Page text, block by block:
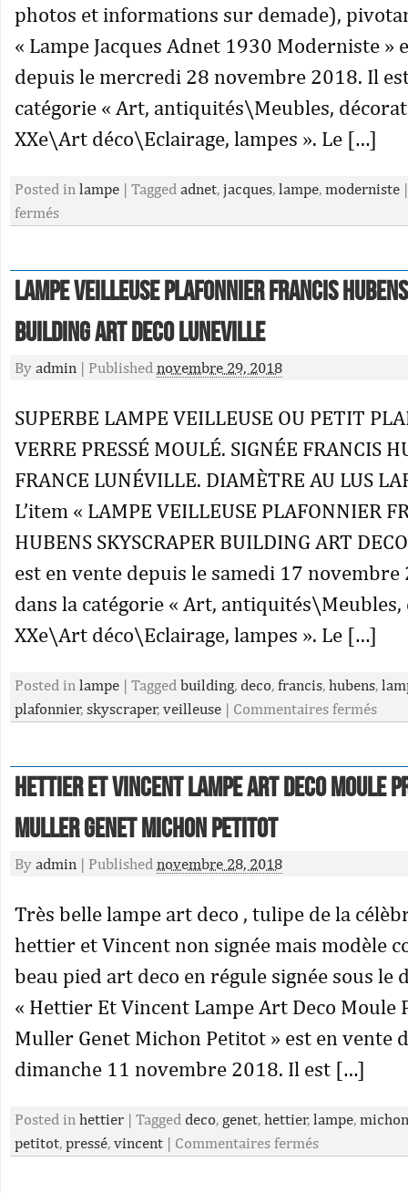
photos et informations sur demade),
« Lampe Jacques Adnet 1930 Moderniste »
depuis le mercredi 28 novembre 2018. Il
catégorie « Art, antiquités\Meubles,
XXe\Art déco\Eclairage, lampes ». Le […]
Posted in lampe | Tagged adnet, jacques, lampe, moderniste |
fermés
Lampe Veilleuse Plafonnier Francis
Building Art Deco Luneville
By admin | Published novembre 29, 2018
SUPERBE LAMPE VEILLEUSE OU PETIT
VERRE PRESSÉ MOULÉ. SIGNÉE FRANCIS
FRANCE LUNÉVILLE. DIAMÈTRE AU LUS
L’item « LAMPE VEILLEUSE PLAFONNIER
HUBENS SKYSCRAPER BUILDING ART
est en vente depuis le samedi 17 novembre
dans la catégorie « Art,
XXe\Art déco\Eclairage, lampes ». Le […]
Posted in lampe | Tagged building, deco, francis, hubens,
plafonnier, skyscraper, veilleuse | Commentaires fermés
Hettier Et Vincent Lampe Art Deco Moule
Muller Genet Michon Petitot
By admin | Published novembre 28, 2018
Très belle lampe art deco , tulipe de la
hettier et Vincent non signée mais modèle
beau pied art deco en régule signée sous le
« Hettier Et Vincent Lampe Art Deco Moule
Muller Genet Michon Petitot » est en vente
dimanche 11 novembre 2018. Il est […]
Posted in hettier | Tagged deco, genet, hettier, lampe, michon
petitot, pressé, vincent | Commentaires fermés